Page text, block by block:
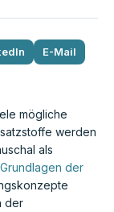
E-Mail
mögliche
werden
als
Grundlagen der
der